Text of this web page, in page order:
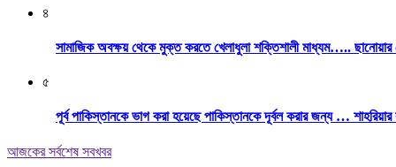
৪
সামাজিক অবক্ষয় থেকে মুক্ত করতে খেলাধুলা শক্তিশালী মাধ্যম….. ছানোয়ার
৫
পূর্ব পাকিস্তানকে ভাগ করা হয়েছে পাকিস্তানকে দূর্বল করার জন্য … শাহরিয়ার
আজকের সর্বশেষ সবখবর